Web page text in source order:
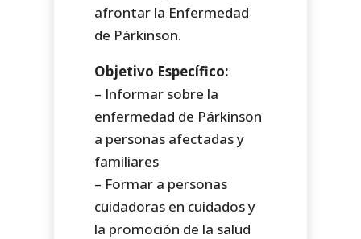
afrontar la Enfermedad
de Párkinson.
Objetivo Específico:
– Informar sobre la
enfermedad de Párkinson
a personas afectadas y
familiares
– Formar a personas
cuidadoras en cuidados y
la promoción de la salud